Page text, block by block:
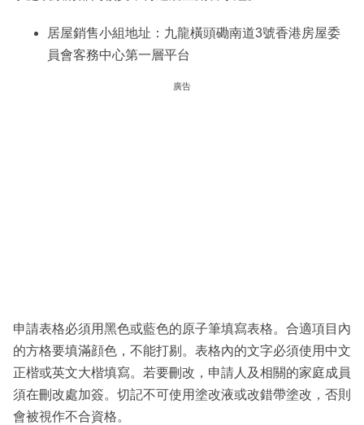
居屋銷售小組地址：九龍橫頭磡南道3號香港房屋委
員會客務中心第一層平台
廣告
申請表格必須用黑色或藍色的原子筆填寫表格。合適項目內
的方格要填滿顔色，不能打剔。表格內的文字必須使用中文
正楷或英文大楷填寫。若要刪改，申請人及相關的家庭成員
須在刪改處加簽。切記不可使用塗改液或改錯帶塗改，否則
會被視作不合資格。